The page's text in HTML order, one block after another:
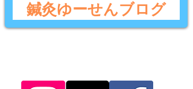
鍼灸ゆーせんブログ